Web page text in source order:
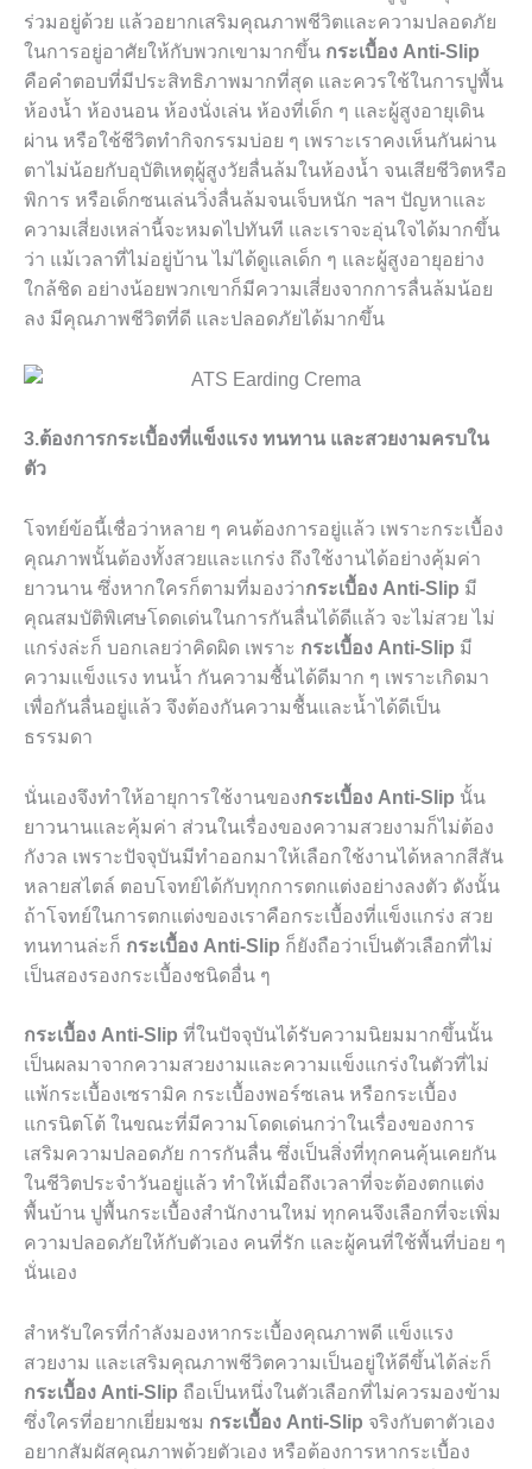
ร่วมอยู่ด้วย แล้วอยากเสริมคุณภาพชีวิตและความปลอดภัย
ในการอยู่อาศัยให้กับพวกเขามากขึ้น กระเบื้อง Anti-Slip
คือคำตอบที่มีประสิทธิภาพมากที่สุด และควรใช้ในการปูพื้น
ห้องน้ำ ห้องนอน ห้องนั่งเล่น ห้องที่เด็ก ๆ และผู้สูงอายุเดิน
ผ่าน หรือใช้ชีวิตทำกิจกรรมบ่อย ๆ เพราะเราคงเห็นกันผ่าน
ตาไม่น้อยกับอุบัติเหตุผู้สูงวัยลื่นล้มในห้องน้ำ จนเสียชีวิตหรือ
พิการ หรือเด็กซนเล่นวิ่งลื่นล้มจนเจ็บหนัก ฯลฯ ปัญหาและ
ความเสี่ยงเหล่านี้จะหมดไปทันที และเราจะอุ่นใจได้มากขึ้น
ว่า แม้เวลาที่ไม่อยู่บ้าน ไม่ได้ดูแลเด็ก ๆ และผู้สูงอายุอย่าง
ใกล้ชิด อย่างน้อยพวกเขาก็มีความเสี่ยงจากการลื่นล้มน้อย
ลง มีคุณภาพชีวิตที่ดี และปลอดภัยได้มากขึ้น
3.ต้องการกระเบื้องที่แข็งแรง ทนทาน และสวยงามครบใน
ตัว
โจทย์ข้อนี้เชื่อว่าหลาย ๆ คนต้องการอยู่แล้ว เพราะกระเบื้อง
คุณภาพนั้นต้องทั้งสวยและแกร่ง ถึงใช้งานได้อย่างคุ้มค่า
ยาวนาน ซึ่งหากใครก็ตามที่มองว่ากระเบื้อง Anti-Slip มี
คุณสมบัติพิเศษโดดเด่นในการกันลื่นได้ดีแล้ว จะไม่สวย ไม่
แกร่งล่ะก็ บอกเลยว่าคิดผิด เพราะ กระเบื้อง Anti-Slip มี
ความแข็งแรง ทนน้ำ กันความชื้นได้ดีมาก ๆ เพราะเกิดมา
เพื่อกันลื่นอยู่แล้ว จึงต้องกันความชื้นและน้ำได้ดีเป็น
ธรรมดา
นั่นเองจึงทำให้อายุการใช้งานของกระเบื้อง Anti-Slip นั้น
ยาวนานและคุ้มค่า ส่วนในเรื่องของความสวยงามก็ไม่ต้อง
กังวล เพราะปัจจุบันมีทำออกมาให้เลือกใช้งานได้หลากสีสัน
หลายสไตล์ ตอบโจทย์ได้กับทุกการตกแต่งอย่างลงตัว ดังนั้น
ถ้าโจทย์ในการตกแต่งของเราคือกระเบื้องที่แข็งแกร่ง สวย
ทนทานล่ะก็ กระเบื้อง Anti-Slip ก็ยังถือว่าเป็นตัวเลือกที่ไม่
เป็นสองรองกระเบื้องชนิดอื่น ๆ
กระเบื้อง Anti-Slip ที่ในปัจจุบันได้รับความนิยมมากขึ้นนั้น
เป็นผลมาจากความสวยงามและความแข็งแกร่งในตัวที่ไม่
แพ้กระเบื้องเซรามิค กระเบื้องพอร์ซเลน หรือกระเบื้อง
แกรนิตโต้ ในขณะที่มีความโดดเด่นกว่าในเรื่องของการ
เสริมความปลอดภัย การกันลื่น ซึ่งเป็นสิ่งที่ทุกคนคุ้นเคยกัน
ในชีวิตประจำวันอยู่แล้ว ทำให้เมื่อถึงเวลาที่จะต้องตกแต่ง
พื้นบ้าน ปูพื้นกระเบื้องสำนักงานใหม่ ทุกคนจึงเลือกที่จะเพิ่ม
ความปลอดภัยให้กับตัวเอง คนที่รัก และผู้คนที่ใช้พื้นที่บ่อย ๆ
นั่นเอง
สำหรับใครที่กำลังมองหากระเบื้องคุณภาพดี แข็งแรง
สวยงาม และเสริมคุณภาพชีวิตความเป็นอยู่ให้ดีขึ้นได้ล่ะก็
กระเบื้อง Anti-Slip ถือเป็นหนึ่งในตัวเลือกที่ไม่ควรมองข้าม
ซึ่งใครที่อยากเยี่ยมชม กระเบื้อง Anti-Slip จริงกับตาตัวเอง
อยากสัมผัสคุณภาพด้วยตัวเอง หรือต้องการหากระเบื้อง